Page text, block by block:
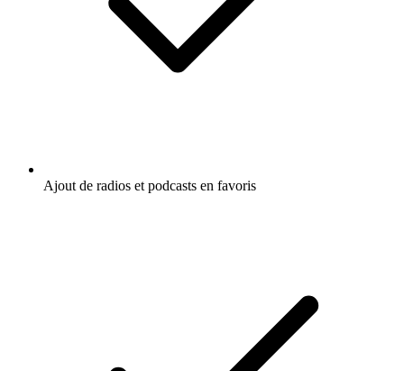
Ajout de radios et podcasts en favoris